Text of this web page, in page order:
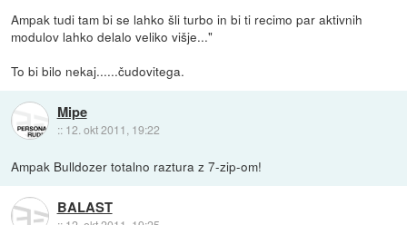
Ampak tudi tam bi se lahko šli turbo in bi ti recimo par aktivnih
modulov lahko delalo veliko višje..."
To bi bilo nekaj......čudovitega.
Mipe
:: 12. okt 2011, 19:22
Ampak Bulldozer totalno raztura z 7-zip-om!
BALAST